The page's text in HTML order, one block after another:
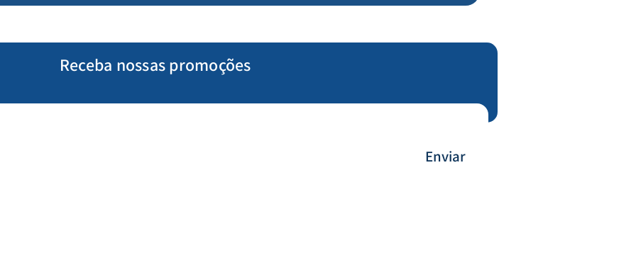
Receba nossas promoções
Enviar